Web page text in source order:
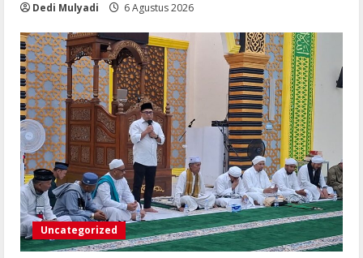
Dedi Mulyadi 6 Agustus 2026
Uncategorized